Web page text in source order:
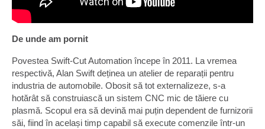
De unde am pornit
Povestea Swift-Cut Automation începe în 2011. La vremea
respectivă, Alan Swift deținea un atelier de reparații pentru
industria de automobile. Obosit să tot externalizeze, s-a
hotărât să construiască un sistem CNC mic de tăiere cu
plasmă. Scopul era să devină mai puțin dependent de furnizorii
săi, fiind în același timp capabil să execute comenzile într-un